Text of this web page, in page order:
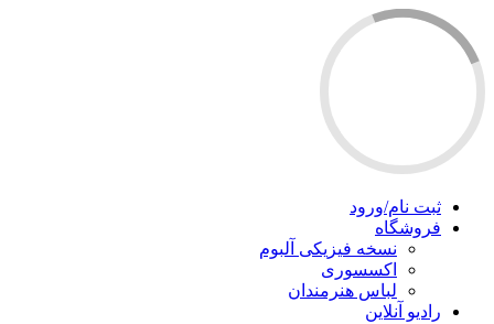
ثبت نام/ورود
فروشگاه
نسخه فیزیکی آلبوم
اکسسوری
لباس هنرمندان
رادیو آنلاین